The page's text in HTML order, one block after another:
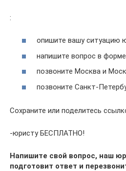
:
опишите вашу ситуацию
напишите вопрос в
позвоните Москва и
позвоните Санкт-
Сохраните или поделитесь
-юристу БЕСПЛАТНО!
Напишите свой вопрос, наш
подготовит ответ и